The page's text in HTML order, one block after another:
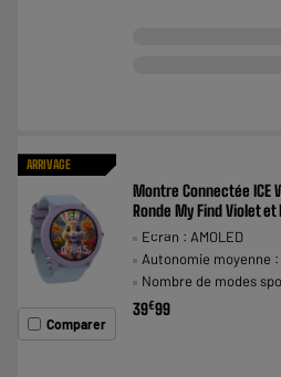
ARRIVAGE
Comparer
Montre Connectée ICE
Ronde My Find Violet et
Ecran : AMOLED
Autonomie moyenne :
Nombre de modes
39€99